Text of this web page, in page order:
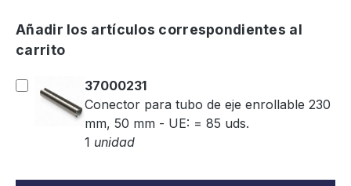
Añadir los artículos correspondientes al
carrito
37000231
Conector para tubo de eje enrollable 230
mm, 50 mm - UE: = 85 uds.
1 unidad